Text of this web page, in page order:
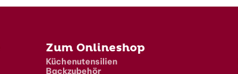
Zum Onlineshop
Küchenutensilien
Backzubehör